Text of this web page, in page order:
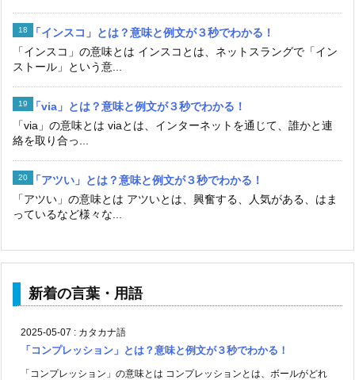
「インスコ」とは？意味と例文が３秒でわかる！
「インスコ」の意味とは インスコとは、ネットスラングで「イン
ストール」という意...
「via」とは？意味と例文が３秒でわかる！
「via」の意味とは viaとは、インターネットを通じて、誰かと連
絡を取り合っ...
「アツい」とは？意味と例文が３秒でわかる！
「アツい」の意味とは アツいとは、興奮する、人気がある、はま
っているなど様々な...
新着の言葉・用語
2025-05-07 : カタカナ語
「コンプレッション」とは？意味と例文が３秒でわかる！
「コンプレッション」の意味とは コンプレッションとは、ボールがどれ